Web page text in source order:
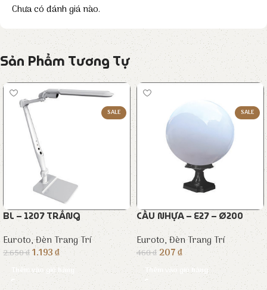
Chưa có đánh giá nào.
Sản Phẩm Tương Tự
SALE
BL – 1207 TRẮNG
Euroto,Đèn Trang Trí
2.650₫1.193₫
Thêm vào giỏ hàng
SALE
CẦU NHỰA – E27 – Ø200
Euroto,Đèn Trang Trí
460₫ 207₫
Thêm vào giỏ hàng